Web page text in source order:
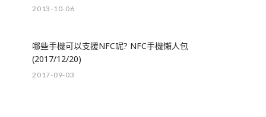
2013-10-06
哪些手機可以支援NFC呢? NFC手機懶人包
(2017/12/20)
2017-09-03